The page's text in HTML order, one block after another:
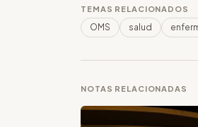
TEMAS RELACIONADOS
OMS salud
NOTAS RELACIONADAS